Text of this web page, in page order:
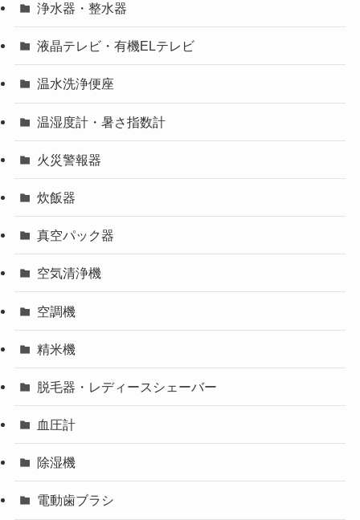
浄水器・整水器
液晶テレビ・有機ELテレビ
温水洗浄便座
温湿度計・暑さ指数計
火災警報器
炊飯器
真空パック器
空気清浄機
空調機
精米機
脱毛器・レディースシェーバー
血圧計
除湿機
電動歯ブラシ